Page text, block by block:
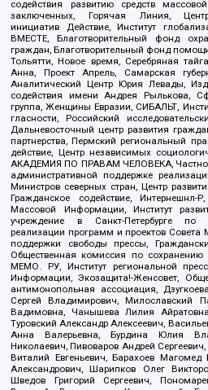
содействия развитию средств
заключенных, Горячая Линия,
инициатив Действие, Институт
ВМЕСТЕ, Благотворительный фонд
граждан, Благотворительный фонд
Тольятти, Новое время, Серебряная
Анна, Проект Апрель, Самарская
Аналитический Центр Юрия Левады,
содействия имени Андрея Рылькова,
группа, Женщины Евразии, СИБАЛЬТ,
гласности, Российский
Дальневосточный центр развития
партнерства, Пермский региональный
действие, Центр независимых
АКАДЕМИЯ ПО ПРАВАМ ЧЕЛОВЕКА,
административной поддержке
Министров северных стран, Центр
Гражданское содействие,
Массовой Информации, Институт
учреждение в Санкт-Петербурге по
реализации программ и проектов Совета
поддержки свободы прессы,
Общественная комиссия по
МЕМО. РУ, Институт региональной
Информации, Экозащита!-Женсовет,
антимонопольная ассоциация,
Сергей Владимирович, Милославский
Вадимовна, Чанышева Лилия
Туровский Александр Алексеевич,
Анна Валерьевна, Бурдина Юлия
Николаевич, Пивоваров Андрей Сергеевич,
Виталий Евгеньевич, Барахоев
Александрович, Шарипков Олег
Шведов Григорий Сергеевич,